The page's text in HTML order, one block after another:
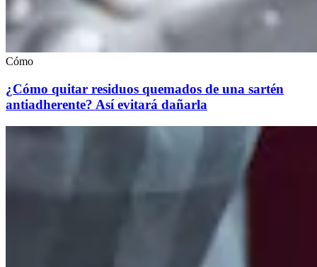
Cómo
¿Cómo quitar residuos quemados de una sartén
antiadherente? Así evitará dañarla